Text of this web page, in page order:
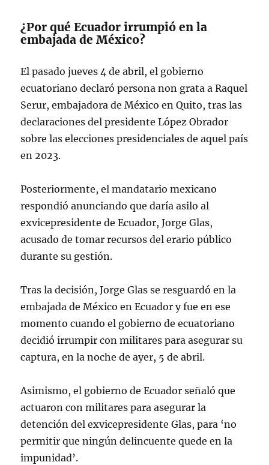
— Relaciones Exteriores (@SRE_mx)
¿Por qué Ecuador irrumpió en la
embajada de México?
El pasado jueves 4 de abril, el gobierno
ecuatoriano declaró persona non grata a Raquel
Serur, embajadora de México en Quito, tras las
declaraciones del presidente López Obrador
sobre las elecciones presidenciales de aquel país
en 2023.
Posteriormente, el mandatario mexicano
respondió anunciando que daría asilo al
exvicepresidente de Ecuador, Jorge Glas,
acusado de tomar recursos del erario público
durante su gestión.
Tras la decisión, Jorge Glas se resguardó en la
embajada de México en Ecuador y fue en ese
momento cuando el gobierno de ecuatoriano
decidió irrumpir con militares para asegurar su
captura, en la noche de ayer, 5 de abril.
Asimismo, el gobierno de Ecuador señaló que
actuaron con militares para asegurar la
detención del exvicepresidente Glas, para ‘no
permitir que ningún delincuente quede en la
impunidad’.